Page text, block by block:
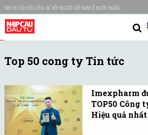
TẠP CHÍ CỦA HỘI LIÊN LẠC VỚI NGƯỜI VIỆT NAM Ở NƯỚC NGOÀI
Top 50 cong ty Tin tức
Imexpharm
TOP50 Công
Hiệu quả